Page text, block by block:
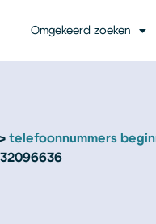
Omgekeerd zoeken
telefoonnummers